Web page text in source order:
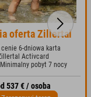
oferta Zillertal
6-dniowa karta
Activcard
pobyt 7 nocy
537 € / osoba